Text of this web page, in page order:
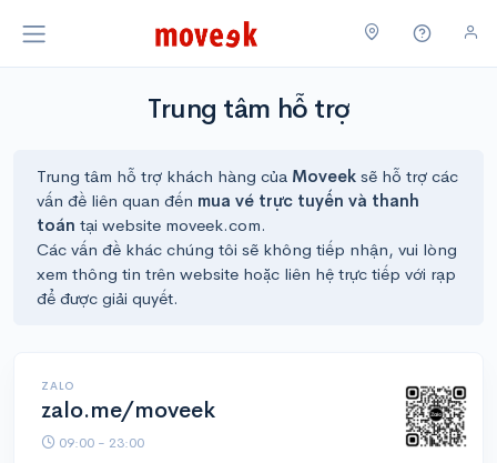
Trung tâm hỗ trợ
Trung tâm hỗ trợ khách hàng của Moveek sẽ hỗ trợ các
vấn đề liên quan đến mua vé trực tuyến và thanh
toán tại website moveek.com.
Các vấn đề khác chúng tôi sẽ không tiếp nhận, vui lòng
xem thông tin trên website hoặc liên hệ trực tiếp với rạp
để được giải quyết.
ZALO
zalo.me/moveek
09:00 - 23:00